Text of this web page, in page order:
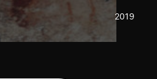
2019